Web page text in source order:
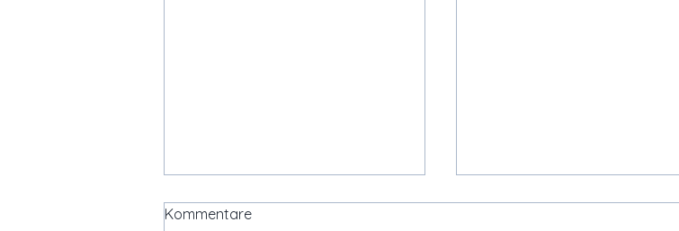
Frauenheikunde Frankfurt Hormonbalance Frankfurt
Kommentare